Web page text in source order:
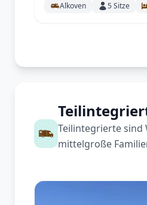
Alkoven 5Sitze
Teilintegrierte sind
mittelgroße